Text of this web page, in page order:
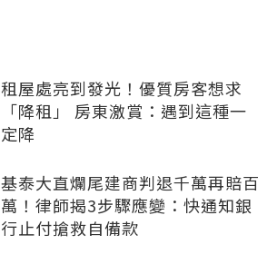
租屋處亮到發光！優質房客想求
「降租」 房東激賞：遇到這種一
定降
基泰大直爛尾建商判退千萬再賠百
萬！律師揭3步驟應變：快通知銀
行止付搶救自備款